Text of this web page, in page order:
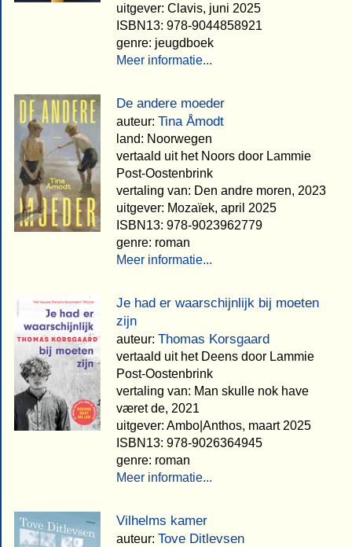
uitgever: Clavis, juni 2025
ISBN13: 978-9044858921
genre: jeugdboek
Meer informatie...
De andere moeder
auteur: Tina Åmodt
land: Noorwegen
vertaald uit het Noors door Lammie
Post-Oostenbrink
vertaling van: Den andre moren, 2023
uitgever: Mozaïek, april 2025
ISBN13: 978-9023962779
genre: roman
Meer informatie...
Je had er waarschijnlijk bij moeten
zijn
auteur: Thomas Korsgaard
vertaald uit het Deens door Lammie
Post-Oostenbrink
vertaling van: Man skulle nok have
været de, 2021
uitgever: Ambo|Anthos, maart 2025
ISBN13: 978-9026364945
genre: roman
Meer informatie...
Vilhelms kamer
auteur: Tove Ditlevsen